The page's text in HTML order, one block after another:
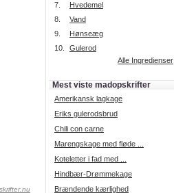
Intelligent søgning
Få foreslået opskrifter.
Prøv vores nye "Foreslå
Læs mere her.
Vi har nu oprettet et mad forum,
hvor i kan dele jeres erfaringer.
Log på med dine oplysninger fra
7.
Hvedemel
8.
Vand
9.
Hønseæg
10.
Gulerod
Alle Ingredienser
Mest viste madopskrifter
Amerikansk lagkage
Eriks gulerodsbrud
Chili con carne
Marengskage med fløde ...
Koteletter i fad med ...
Hindbær-Drømmekage
Brændende kærlighed